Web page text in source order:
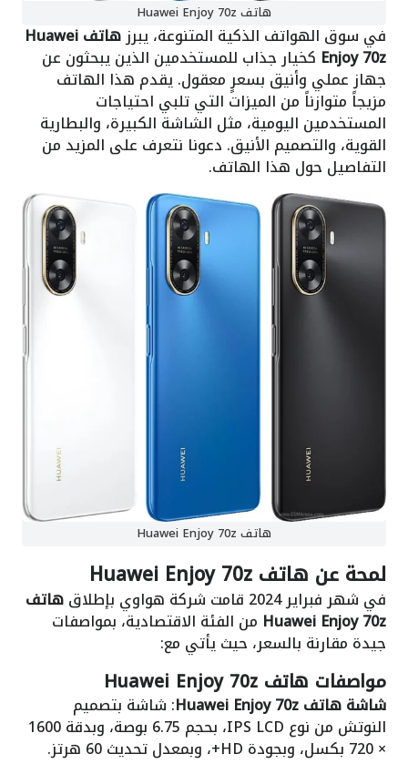
هاتف Huawei Enjoy 70z
في سوق الهواتف الذكية المتنوعة، يبرز هاتف Huawei
Enjoy 70z كخيار جذاب للمستخدمين الذين يبحثون عن
جهاز عملي وأنيق بسعرٍ معقول. يقدم هذا الهاتف
مزيجاً متوازناً من الميزات التي تلبي احتياجات
المستخدمين اليومية، مثل الشاشة الكبيرة، والبطارية
القوية، والتصميم الأنيق. دعونا نتعرف على المزيد من
التفاصيل حول هذا الهاتف.
هاتف Huawei Enjoy 70z
لمحة عن هاتف Huawei Enjoy 70z
في شهر فبراير 2024 قامت شركة هواوي بإطلاق هاتف
Huawei Enjoy 70z من الفئة الاقتصادية، بمواصفات
جيدة مقارنة بالسعر، حيث يأتي مع:
مواصفات هاتف Huawei Enjoy 70z
شاشة هاتف Huawei Enjoy 70z : شاشة بتصميم
النوتش من نوع IPS LCD، بحجم 6.75 بوصة، وبدقة 1600
× 720 بكسل، وبجودة HD+، وبمعدل تحديث 60 هرتز.